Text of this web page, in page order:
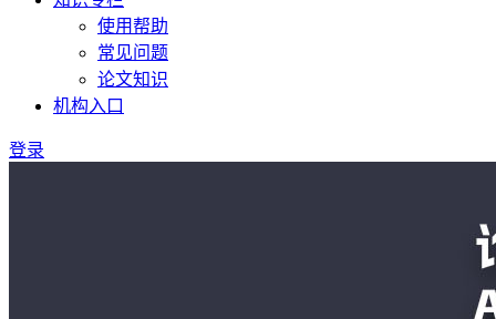
使用帮助
常见问题
论文知识
机构入口
登录